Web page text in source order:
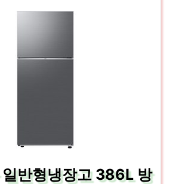
반형냉장고 386L 방